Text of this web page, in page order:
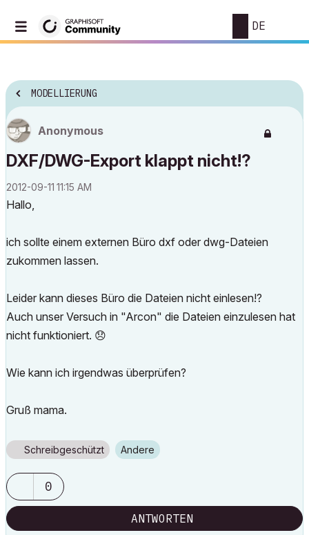
DE
MODELLIERUNG
Anonymous
DXF/DWG-Export klappt nicht!?
‎2012-09-11 11:15 AM
Hallo,
ich sollte einem externen Büro dxf oder dwg-Dateien
zukommen lassen.
Leider kann dieses Büro die Dateien nicht einlesen!?
Auch unser Versuch in "Arcon" die Dateien einzulesen hat
nicht funktioniert. 😞
Wie kann ich irgendwas überprüfen?
Gruß mama.
Schreibgeschützt Andere
0
ANTWORTEN